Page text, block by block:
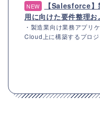
NEW
【Salesforce
用に向けた要件整理
・製造業向け業務アプリ
Cloud上に構築するプロ